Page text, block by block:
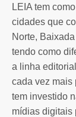
LEIA tem
cidades que
Norte,
tendo como
a linha
cada vez mais
tem investido
mídias digitais